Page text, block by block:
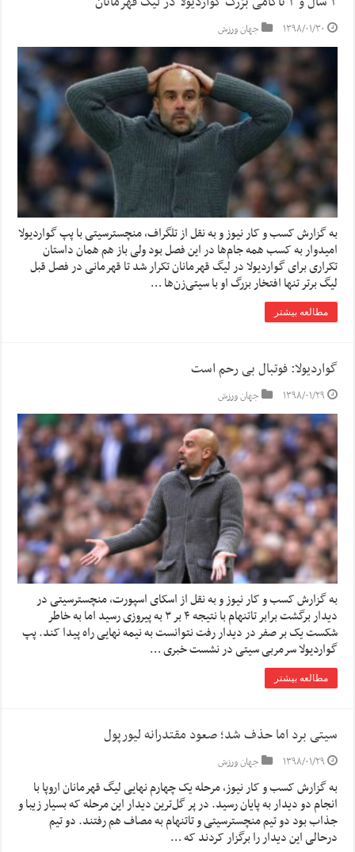
۱۳۹۸/۰۱/۳۰ جهان ورزش
به گزارش کسب و کار نیوز و به نقل از تلگراف، منچسترسیتی با پپ گواردیولا
امیدوار به کسب همه جام‌ها در این فصل بود ولی باز هم همان داستان
تکراری برای گواردیولا در لیگ قهرمانان تکرار شد تا قهرمانی در فصل قبل
لیگ برتر تنها افتخار بزرگ او با سیتی‌زن‌ها …
مطالعه بیشتر
گواردیولا: فوتبال بی رحم است
۱۳۹۸/۰۱/۲۹ جهان ورزش
به گزارش کسب و کار نیوز و به نقل از اسکای اسپورت، منچسترسیتی در
دیدار برگشت برابر تاتنهام با نتیجه ۴ بر ۳ به پیروزی رسید اما به خاطر
شکست یک بر صفر در دیدار رفت نتوانست به نیمه نهایی راه پیدا کند. پپ
گواردیولا سرمربی سیتی در نشست خبری …
مطالعه بیشتر
سیتی برد اما حذف شد؛ صعود مقتدرانه لیورپول
۱۳۹۸/۰۱/۲۹ جهان ورزش
به گزارش کسب و کار نیوز، مرحله یک چهارم نهایی لیگ قهرمانان اروپا با
انجام دو دیدار به پایان رسید. در پر گل‌ترین دیدار این مرحله که بسیار زیبا و
جذاب بود دو تیم منچسترسیتی و تاتنهام به مصاف هم رفتند. دو تیم
درحالی این دیدار را برگزار کردند که …